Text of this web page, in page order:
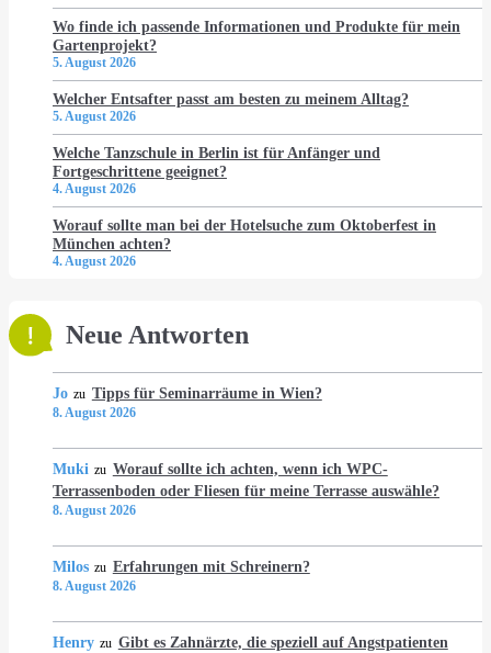
Wo finde ich passende Informationen und Produkte für mein
Gartenprojekt?
5. August 2026
Welcher Entsafter passt am besten zu meinem Alltag?
5. August 2026
Welche Tanzschule in Berlin ist für Anfänger und
Fortgeschrittene geeignet?
4. August 2026
Worauf sollte man bei der Hotelsuche zum Oktoberfest in
München achten?
4. August 2026
Neue Antworten
Jo zu Tipps für Seminarräume in Wien?
8. August 2026
Muki zu Worauf sollte ich achten, wenn ich WPC-
Terrassenboden oder Fliesen für meine Terrasse auswähle?
8. August 2026
Milos zu Erfahrungen mit Schreinern?
8. August 2026
Henry zu Gibt es Zahnärzte, die speziell auf Angstpatienten